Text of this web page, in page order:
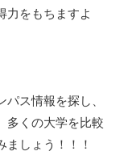
力をもちますよ
ス情報を探し、
多くの大学を比較
しょう！！！